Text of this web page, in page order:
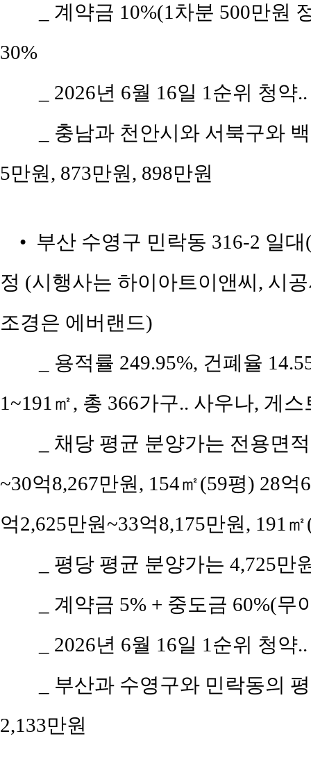
_ 계약금 10%(1차분 500만원
30%
_ 2026년 6월 16일 1순위 청
_ 충남과 천안시와 서북구와
5만원, 873만원, 898만원
• 부산 수영구 민락동 316-2 일
정 (시행사는 하이아트이앤씨, 시
조경은 에버랜드)
_ 용적률 249.95%, 건폐율
1~191㎡, 총 366가구.. 사우나, 게
_ 채당 평균 분양가는 전용면
~30억8,267만원, 154㎡(59평) 28
억2,625만원~33억8,175만원, 191
_ 평당 평균 분양가는 4,725
_ 계약금 5% + 중도금 60%(무
_ 2026년 6월 16일 1순위 청
_ 부산과 수영구와 민락동의
2,133만원